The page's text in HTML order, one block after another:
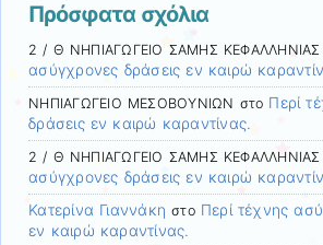
Πρόσφατα σχόλια
2 / Θ ΝΗΠΙΑΓΩΓΕΙΟ ΣΑΜΗΣ ΚΕΦΑΛΛΗΝΙΑΣ
ασύγχρονες δράσεις εν καιρώ
ΝΗΠΙΑΓΩΓΕΙΟ ΜΕΣΟΒΟΥΝΙΩΝ στο Περί
δράσεις εν καιρώ καραντίνας.
2 / Θ ΝΗΠΙΑΓΩΓΕΙΟ ΣΑΜΗΣ ΚΕΦΑΛΛΗΝΙΑΣ
ασύγχρονες δράσεις εν καιρώ
Κατερίνα Γιαννάκη στο Περί τέχνης
εν καιρώ καραντίνας.